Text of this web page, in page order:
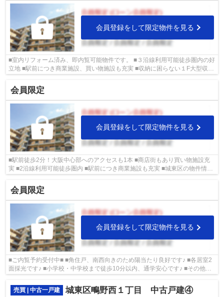
会員登録をして限定物件を見る
■室内リフォーム済み、即内覧可能物件です。 ■３沿線利用可能徒歩圏内の好
立地 ■駅前につき商業施設、買い物施設も充実 ■収納に困らない１F大型収納
会員限定
会員登録をして限定物件を見る
■駅前徒歩2分！大阪中心部へのアクセスも1本 ■商店街もあり買い物施設充
実 ■2沿線利用可能徒歩圏内 ■駅前につき商業施設も充実 ■城東区の物件情報
会員限定
会員登録をして限定物件を見る
■ご内覧予約受付中■ ■角住戸、南西向きのため陽当たり良好です♪ ■各居室2
面採光です♪ ■小学校・中学校まで徒歩10分以内、通学安心です♪ ■その他、
売買 | 中古一戸建
城東区鴫野西１丁目 中古戸建④